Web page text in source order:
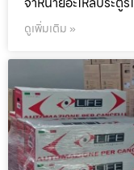
ดูเพิ่มเติม »